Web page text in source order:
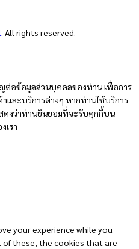
. All rights reserved.
ต่อข้อมูลส่วนบุคคลของท่าน เพื่อการ
และบริการต่างๆ หากท่านใช้บริการ
ดงว่าท่านยินยอมที่จะรับคุกกี้บน
เรา
your experience while you
these, the cookies that are